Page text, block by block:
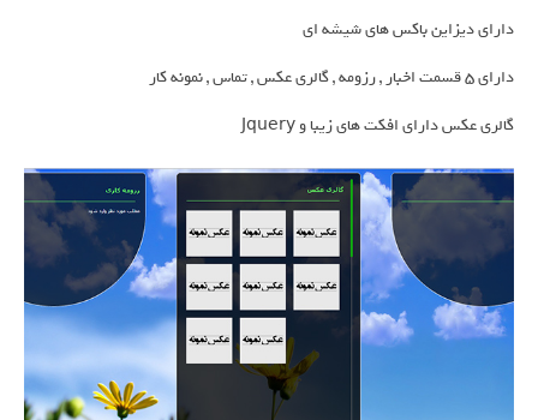
دارای دیزاین باکس های شیشه ای
دارای 5 قسمت اخبار , رزومه , گالری عکس , تماس , نمونه کار
گالری عکس دارای افکت های زیبا و Jquery